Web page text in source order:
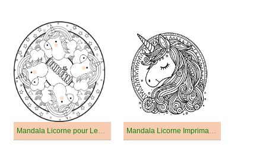
Mandala Licorne pour Les Enfants Mandala Licorne Imprimable Pour Les Enfants